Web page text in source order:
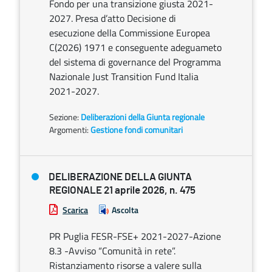
Fondo per una transizione giusta 2021-
2027. Presa d’atto Decisione di
esecuzione della Commissione Europea
C(2026) 1971 e conseguente adeguameto
del sistema di governance del Programma
Nazionale Just Transition Fund Italia
2021-2027.
Sezione: Deliberazioni della Giunta regionale
Argomenti:Gestione fondi comunitari
DELIBERAZIONE DELLA GIUNTA
REGIONALE 21 aprile 2026, n. 475
Scarica Ascolta
PR Puglia FESR-FSE+ 2021-2027-Azione
8.3 -Avviso “Comunità in rete”.
Ristanziamento risorse a valere sulla